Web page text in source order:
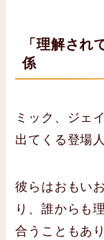
「理解され
係
ミック、ジェ
出てくる登場
彼らはおもい
り、誰からも
合うこともあ